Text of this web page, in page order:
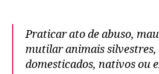
Praticar ato de abuso,
mutilar animais silvestres,
domesticados, nativos ou